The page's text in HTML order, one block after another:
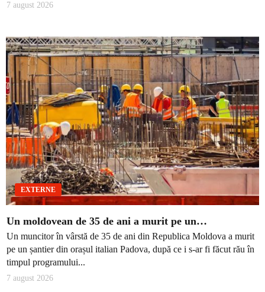
7 august 2026
EXTERNE
Un moldovean de 35 de ani a murit pe un…
Un muncitor în vârstă de 35 de ani din Republica Moldova a murit
pe un șantier din orașul italian Padova, după ce i s-ar fi făcut rău în
timpul programului...
7 august 2026